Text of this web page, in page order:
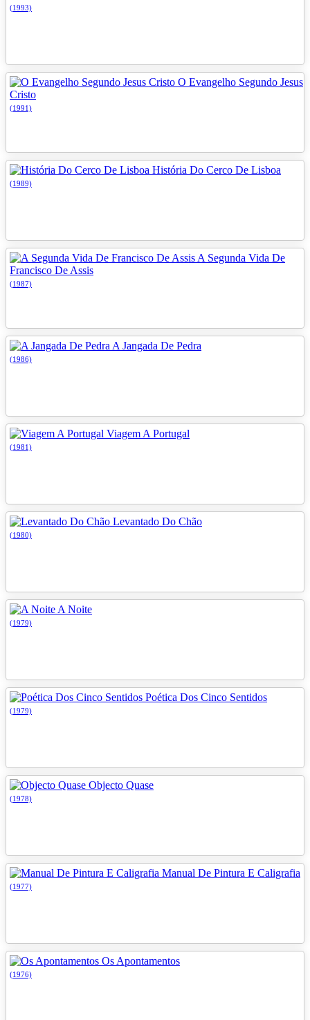
(1993)
O Evangelho Segundo Jesus
Cristo
(1991)
História Do Cerco De Lisboa
(1989)
A Segunda Vida De
Francisco De Assis
(1987)
A Jangada De Pedra
(1986)
Viagem A Portugal
(1981)
Levantado Do Chão
(1980)
A Noite
(1979)
Poética Dos Cinco Sentidos
(1979)
Objecto Quase
(1978)
Manual De Pintura E Caligrafia
(1977)
Os Apontamentos
(1976)